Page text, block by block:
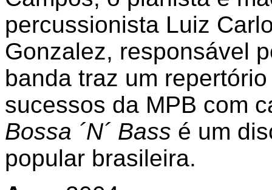
percussionista Luiz
Gonzalez, responsável
banda traz um
sucessos da MPB com
Bossa ´N´ Bass é um
popular brasileira.